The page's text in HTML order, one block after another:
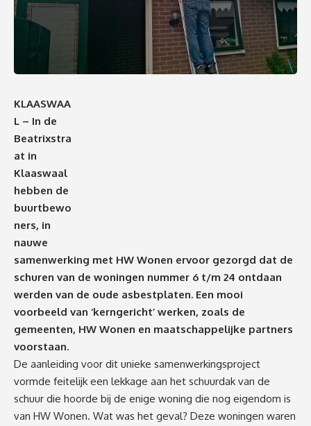
KLAASWAA
L – In de
Beatrixstra
at in
Klaaswaal
hebben de
buurtbewo
ners, in
nauwe
samenwerking met HW Wonen ervoor gezorgd dat de
schuren van de woningen nummer 6 t/m 24 ontdaan
werden van de oude asbestplaten. Een mooi
voorbeeld van ‘kerngericht’ werken, zoals de
gemeenten, HW Wonen en maatschappelijke partners
voorstaan.
De aanleiding voor dit unieke samenwerkingsproject
vormde feitelijk een lekkage aan het schuurdak van de
schuur die hoorde bij de enige woning die nog eigendom is
van HW Wonen. Wat was het geval? Deze woningen waren